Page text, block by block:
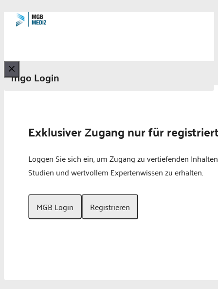
mgo Login
Schließen
Exklusiver Zugang nur für
Loggen Sie sich ein, um Zugang zu vertiefenden
Studien und wertvollem Expertenwissen zu erhalten.
MGB Login Registrieren